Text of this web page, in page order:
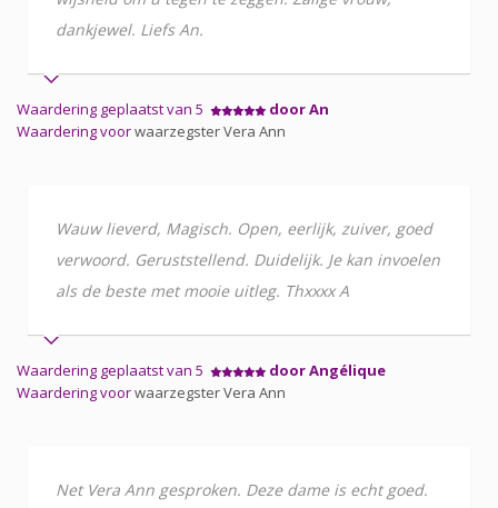
dankjewel. Liefs An.
Waardering geplaatst van 5
door An
Waardering voorwaarzegster Vera Ann
Wauw lieverd, Magisch. Open, eerlijk, zuiver, goed
verwoord. Geruststellend. Duidelijk. Je kan invoelen
als de beste met mooie uitleg. Thxxxx A
Waardering geplaatst van 5
door Angélique
Waardering voorwaarzegster Vera Ann
Net Vera Ann gesproken. Deze dame is echt goed.